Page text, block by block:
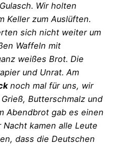
Wir holten
Keller zum Auslüften.
sich nicht weiter um
Waffeln mit
weißes Brot. Die
und Unrat. Am
noch mal für uns, wir
Grieß, Butterschmalz und
Abendbrot gab es einen
kamen alle Leute
dass die Deutschen